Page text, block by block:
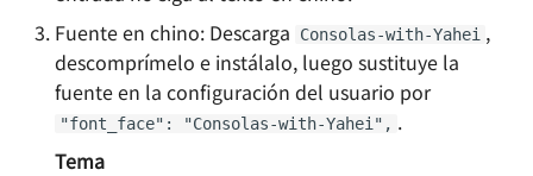
Homelab - Herramienta
Watchtower para
Automáticamente
Contenedores Docker
manos de Google Photos
(descontinuado)
Guía de Productividad de
VS Code - Configuración del
Entorno
Fuente en chino: Descarga
Consolas-with-Yahei ,
descomprímelo e instálalo, luego sustituye la
fuente en la configuración del usuario por
"font_face": "Consolas-with-Yahei", .
Tema